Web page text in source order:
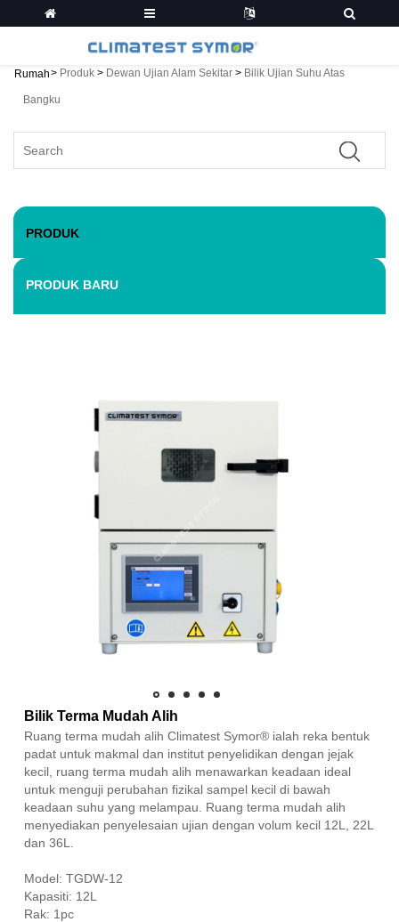
Rumah> Produk > Dewan Ujian Alam Sekitar > Bilik Ujian Suhu Atas
Bangku
PRODUK
PRODUK BARU
Bilik Terma Mudah Alih
Ruang terma mudah alih Climatest Symor® ialah reka bentuk
padat untuk makmal dan institut penyelidikan dengan jejak
kecil, ruang terma mudah alih menawarkan keadaan ideal
untuk menguji perubahan fizikal sampel kecil di bawah
keadaan suhu yang melampau. Ruang terma mudah alih
menyediakan penyelesaian ujian dengan volum kecil 12L, 22L
dan 36L.
Model: TGDW-12
Kapasiti: 12L
Rak: 1pc